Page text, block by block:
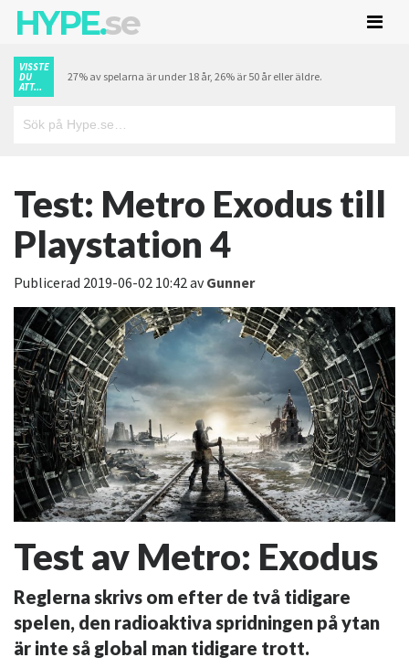
HYPE.se
VISSTE
DU
ATT...
27% av spelarna är under 18 år, 26% är 50 år eller äldre.
Test: Metro Exodus till
Playstation 4
Publicerad 2019-06-02 10:42avGunner
Test av Metro: Exodus
Reglerna skrivs om efter de två tidigare
spelen, den radioaktiva spridningen på ytan
är inte så global man tidigare trott.